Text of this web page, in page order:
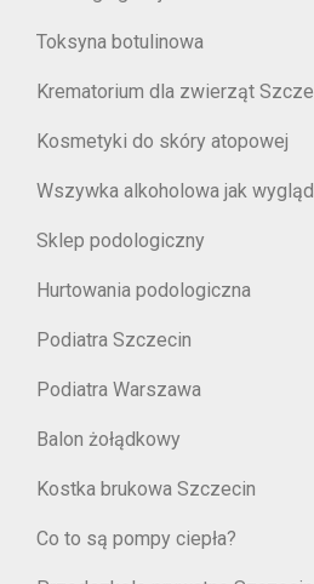
Toksyna botulinowa
Krematorium dla zwierząt
Kosmetyki do skóry atopowej
Wszywka alkoholowa jak
Sklep podologiczny
Hurtowania podologiczna
Podiatra Szczecin
Podiatra Warszawa
Balon żołądkowy
Kostka brukowa Szczecin
Co to są pompy ciepła?